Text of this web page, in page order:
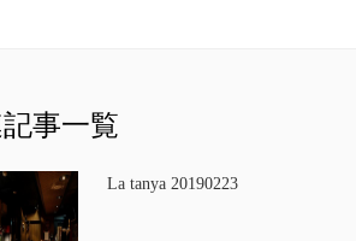
事一覧
La tanya 20190223